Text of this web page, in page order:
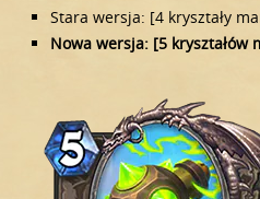
Stara wersja: [4 kryształy
Nowa wersja: [5 kryształów